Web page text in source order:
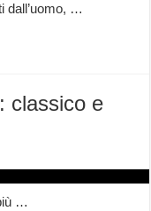
dall’uomo, …
classico e
…